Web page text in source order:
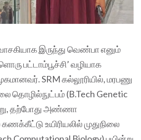
இருந்து வெண்பா எனும்
பட்டாம்பூச்சி’ வழியாக
SRM கல்லூரியில், மரபணு‌
தொழில்நுட்பம் (B.Tech Genetic
தற்போது அண்ணா
உயிரியலில் முதுநிலை